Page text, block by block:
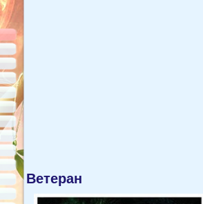
Ветеран